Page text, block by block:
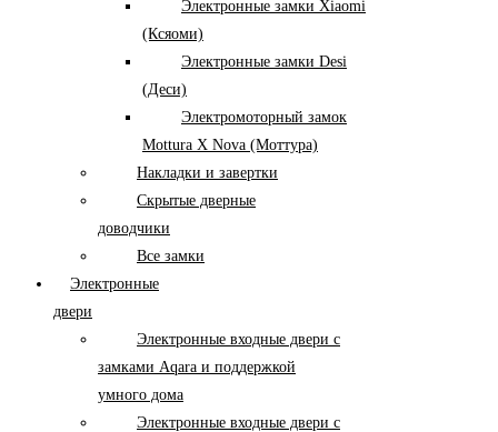
Электронные замки Xiaomi
(Ксяоми)
Электронные замки Desi
(Деси)
Электромоторный замок
Mottura X Nova (Моттура)
Накладки и завертки
Скрытые дверные
доводчики
Все замки
Электронные
двери
Электронные входные двери с
замками Aqara и поддержкой
умного дома
Электронные входные двери с